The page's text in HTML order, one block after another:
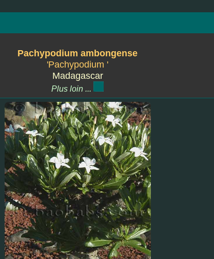
Pachypodium ambongense
'Pachypodium '
Madagascar
Plus loin ...